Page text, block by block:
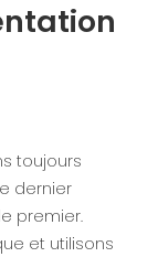
toujours
dernier
premier.
et utilisons